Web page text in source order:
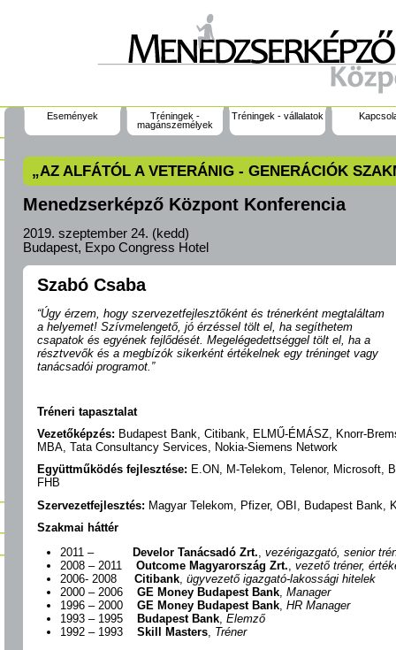
Események
Tréningek -
magánszemélyek
Tréningek - vállalatok
„AZ ALFÁTÓL A VETERÁNIG - GENERÁCIÓK
Menedzserképző Központ Konferencia
2019. szeptember 24. (kedd)
Budapest, Expo Congress Hotel
Szabó Csaba
“Úgy érzem, hogy szervezetfejlesztőként és trénerként megtaláltam
a helyemet! Szívmelengető, jó érzéssel tölt el, ha segíthetem
csapatok és egyének fejlődését. Megelégedettséggel tölt el, ha a
résztvevők és a megbízók sikerként értékelnek egy tréninget vagy
tanácsadói programot.”
Tréneri tapasztalat
Vezetőképzés: Budapest Bank, Citibank, ELMŰ-ÉMÁSZ, Knorr-
MBA, Tata Consultancy Services, Nokia-Siemens Network
Együttműködés fejlesztése: E.ON, M-Telekom, Telenor, Microsoft,
FHB
Szervezetfejlesztés: Magyar Telekom, Pfizer, OBI, Budapest Bank,
Szakmai háttér
2011 –
Develor Tanácsadó Zrt., vezérigazgató, senior
2008 – 2011 Outcome Magyarország Zrt., vezető tréner,
2006- 2008 Citibank, ügyvezető igazgató-lakossági hitelek
2000 – 2006 GE Money Budapest Bank, Manager
1996 – 2000 GE Money Budapest Bank, HR Manager
1993 – 1995
Budapest Bank, Elemző
1992 – 1993 Skill Masters, Tréner